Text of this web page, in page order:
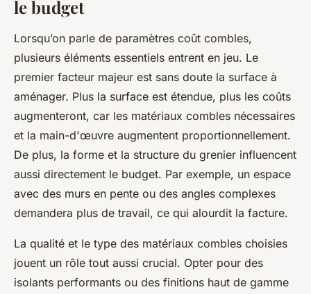
le budget
Lorsqu’on parle de paramètres coût combles,
plusieurs éléments essentiels entrent en jeu. Le
premier facteur majeur est sans doute la surface à
aménager. Plus la surface est étendue, plus les coûts
augmenteront, car les matériaux combles nécessaires
et la main-d'œuvre augmentent proportionnellement.
De plus, la forme et la structure du grenier influencent
aussi directement le budget. Par exemple, un espace
avec des murs en pente ou des angles complexes
demandera plus de travail, ce qui alourdit la facture.
La qualité et le type des matériaux combles choisies
jouent un rôle tout aussi crucial. Opter pour des
isolants performants ou des finitions haut de gamme